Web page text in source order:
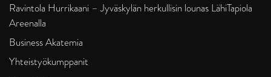
Ravintola Hurrikaani – Jyväskylän herkullisin lounas LähiTapiola
Areenalla
Business Akatemia
Yhteistyökumppanit